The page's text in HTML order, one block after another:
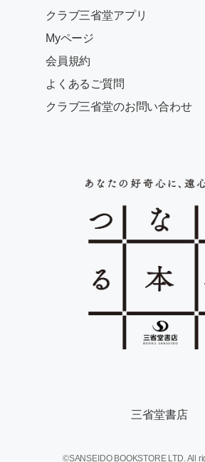
クラブ三省堂アプリ
Myページ
会員規約
よくあるご質問
クラブ三省堂のお問い合わせ
三省堂書店
©SANSEIDO BOOKSTORE LTD. All